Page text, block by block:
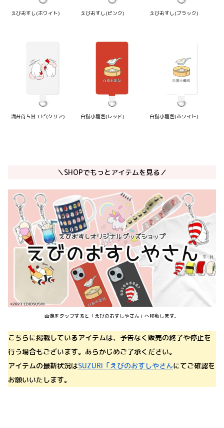
えびおすし(ホワイト) えびおすし(ピンク) えびおすし(ブラック)
海苔待ち甘エビ(クリア) 白猫小籠包(レッド) 白猫小籠包(ホワイト)
＼SHOPでもっとアイテムを見る／
画像をタップすると「えびのおすしやさん」へ移動します。
こちらに掲載しているアイテムは、予告なく販売の終了や停止を
行う場合もございます。あらかじめご了承ください。
アイテムの最新状況はSUZURI「えびのおすしやさんにてご確認を
お願いいたします。